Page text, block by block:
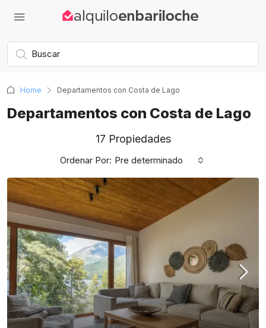
Home Departamentos con Costa de Lago
Departamentos con Costa de Lago
17 Propiedades
Ordenar Por: Pre determinado